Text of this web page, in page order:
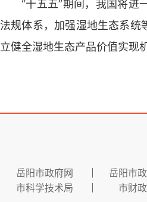
“十五五”期间，我国将进
法规体系，加强湿地生态系统
立健全湿地生态产品价值实现
岳阳市政府网 岳阳市
市科学技术局
市财